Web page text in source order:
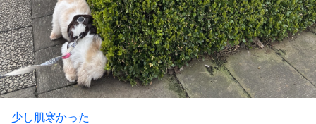
少し肌寒かった